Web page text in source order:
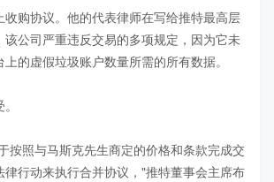
收购协议。他的代表律师在写给推特最高层
公司严重违反交易的多项规定，因为它未
的虚假垃圾账户数量所需的所有数据。
按照与马斯克先生商定的价格和条款完成交
律行动来执行合并协议，"推特董事会主席布